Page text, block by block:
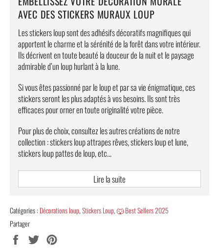
AVEC DES STICKERS MURAUX LOUP
Les stickers loup sont des adhésifs décoratifs magnifiques qui
apportent le charme et la sérénité de la forêt dans votre intérieur.
Ils décrivent en toute beauté la douceur de la nuit et le paysage
admirable d’un loup hurlant à la lune.
Si vous êtes passionné par le loup et par sa vie énigmatique, ces
stickers seront les plus adaptés à vos besoins. Ils sont très
efficaces pour orner en toute originalité votre pièce.
Pour plus de choix, consultez les autres créations de notre
collection : stickers loup attrapes rêves, stickers loup et lune,
stickers loup pattes de loup, etc...
Caractéristiques
Application : sur le mur.
Sticker pratique, étanche, amovible, durable, autocollant.
Taille : L 108 * H 103 cm.
Lire la suite
Catégories : Décorations loup,Stickers Loup,🐺 Best Sellers 2025
Partager
Partager Tweeter